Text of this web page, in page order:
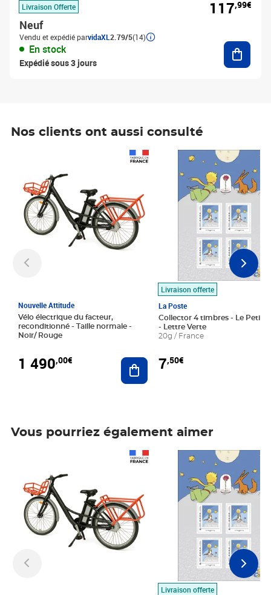
Livraison Offerte
Neuf
Vendu et expédié parvidaXL 2.79/5(14)
En stock
Expédié sous 3 jours
117,99€
Nos clients ont aussi consulté
Nouvelle Attitude
Vélo électrique du facteur,
reconditionné - Taille normale -
Noir/ Rouge
1 490,00€ Ajouter au panier
Livraison offerte
La Poste
Collector 4 timbres - Le Petit
- Lettre Verte
20g / France
7,50€
Prix 7,50€
Vous pourriez également aimer
Livraison offerte
Prix 7,50€